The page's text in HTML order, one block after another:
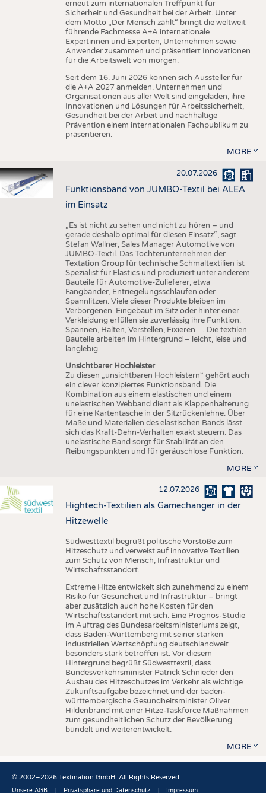
erneut zum internationalen Treffpunkt für
Sicherheit und Gesundheit bei der Arbeit. Unter
dem Motto „Der Mensch zählt“ bringt die weltweit
führende Fachmesse A+A internationale
Expertinnen und Experten, Unternehmen sowie
Anwender zusammen und präsentiert Innovationen
für die Arbeitswelt von morgen.
Seit dem 16. Juni 2026 können sich Aussteller für
die A+A 2027 anmelden. Unternehmen und
Organisationen aus aller Welt sind eingeladen, ihre
Innovationen und Lösungen für Arbeitssicherheit,
Gesundheit bei der Arbeit und nachhaltige
Prävention einem internationalen Fachpublikum zu
präsentieren.
MORE
20.07.2026
Funktionsband von JUMBO-Textil bei ALEA
im Einsatz
„Es ist nicht zu sehen und nicht zu hören – und
gerade deshalb optimal für diesen Einsatz“, sagt
Stefan Wallner, Sales Manager Automotive von
JUMBO-Textil. Das Tochterunternehmen der
Textation Group für technische Schmaltextilien ist
Spezialist für Elastics und produziert unter anderem
Bauteile für Automotive-Zulieferer, etwa
Fangbänder, Entriegelungsschlaufen oder
Spannlitzen. Viele dieser Produkte bleiben im
Verborgenen. Eingebaut im Sitz oder hinter einer
Verkleidung erfüllen sie zuverlässig ihre Funktion:
Spannen, Halten, Verstellen, Fixieren … Die textilen
Bauteile arbeiten im Hintergrund – leicht, leise und
langlebig.
Unsichtbarer Hochleister
Zu diesen „unsichtbaren Hochleistern“ gehört auch
ein clever konzipiertes Funktionsband. Die
Kombination aus einem elastischen und einem
unelastischen Webband dient als Klappenhalterung
für eine Kartentasche in der Sitzrückenlehne. Über
Maße und Materialien des elastischen Bands lässt
sich das Kraft-Dehn-Verhalten exakt steuern. Das
unelastische Band sorgt für Stabilität an den
Reibungspunkten und für geräuschlose Funktion.
MORE
12.07.2026
Hightech-Textilien als Gamechanger in der
Hitzewelle
Südwesttextil begrüßt politische Vorstöße zum
Hitzeschutz und verweist auf innovative Textilien
zum Schutz von Mensch, Infrastruktur und
Wirtschaftsstandort.
Extreme Hitze entwickelt sich zunehmend zu einem
Risiko für Gesundheit und Infrastruktur – bringt
aber zusätzlich auch hohe Kosten für den
Wirtschaftsstandort mit sich. Eine Prognos-Studie
im Auftrag des Bundesarbeitsministeriums zeigt,
dass Baden-Württemberg mit seiner starken
industriellen Wertschöpfung deutschlandweit
besonders stark betroffen ist. Vor diesem
Hintergrund begrüßt Südwesttextil, dass
Bundesverkehrsminister Patrick Schnieder den
Ausbau des Hitzeschutzes im Verkehr als wichtige
Zukunftsaufgabe bezeichnet und der baden-
württembergische Gesundheitsminister Oliver
Hildenbrand mit einer Hitze-Taskforce Maßnahmen
zum gesundheitlichen Schutz der Bevölkerung
bündelt und weiterentwickelt.
MORE
© 2002–2026 Textination GmbH. All Rights Reserved.
Unsere AGB Privatsphäre und Datenschutz Impressum